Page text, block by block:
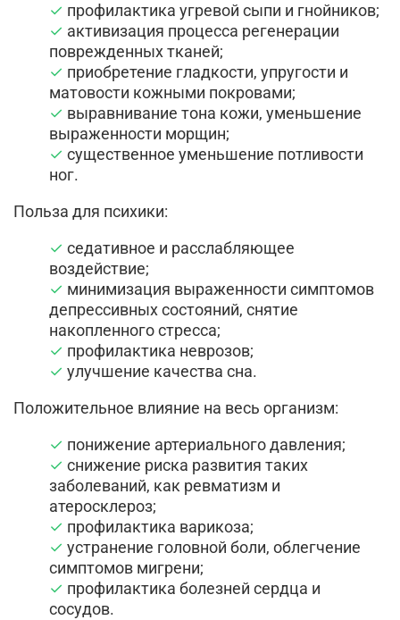
профилактика угревой сыпи и гнойников;
активизация процесса регенерации
поврежденных тканей;
приобретение гладкости, упругости и
матовости кожными покровами;
выравнивание тона кожи, уменьшение
выраженности морщин;
существенное уменьшение потливости
ног.
Польза для психики:
седативное и расслабляющее
воздействие;
минимизация выраженности симптомов
депрессивных состояний, снятие
накопленного стресса;
профилактика неврозов;
улучшение качества сна.
Положительное влияние на весь организм:
понижение артериального давления;
снижение риска развития таких
заболеваний, как ревматизм и
атеросклероз;
профилактика варикоза;
устранение головной боли, облегчение
симптомов мигрени;
профилактика болезней сердца и
сосудов.